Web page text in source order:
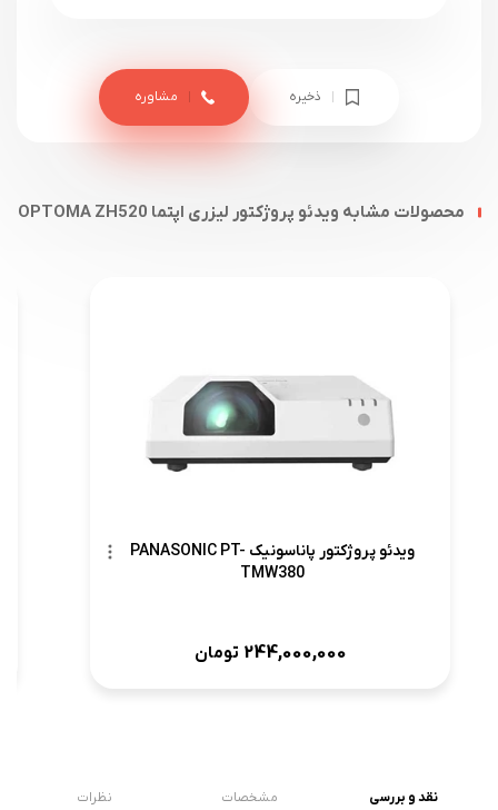
ذخیره مشاوره
محصولات مشابه ویدئو پروژکتور لیزری اپتما OPTOMA ZH520
ویدئو پروژکتور پاناسونیک PANASONIC PT-
TMW380
244,000,000 تومان
نقد و بررسی مشخصات نظرات